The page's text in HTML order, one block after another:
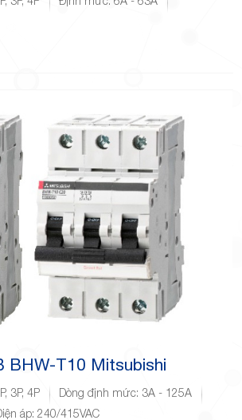
BHW-T10 Mitsubishi
3P, 4P
Dòng định mức: 3A - 125A
áp: 240/415VAC